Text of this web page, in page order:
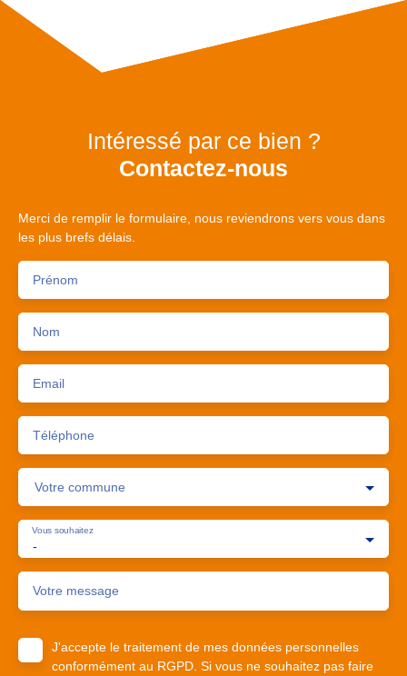
Intéressé par ce bien ?
Contactez-nous
Merci de remplir le formulaire, nous reviendrons vers vous dans
les plus brefs délais.
Prénom
Nom
Email
Téléphone
Votre commune
-
Vous souhaitez
Votre message
J'accepte le traitement de mes données personnelles
conformément au RGPD. Si vous ne souhaitez pas faire